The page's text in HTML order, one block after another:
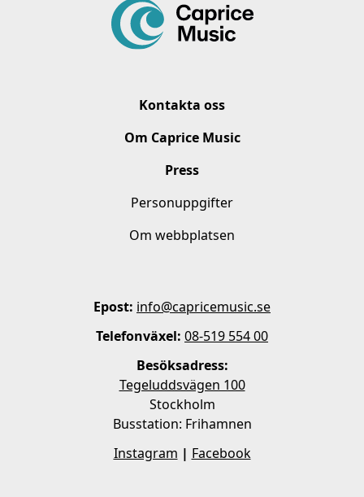
Kontakta oss
Om Caprice Music
Press
Personuppgifter
Om webbplatsen
Epost: info@capricemusic.se
Telefonväxel: 08-519 554 00
Besöksadress:
Tegeluddsvägen 100
Stockholm
Busstation: Frihamnen
Instagram | Facebook